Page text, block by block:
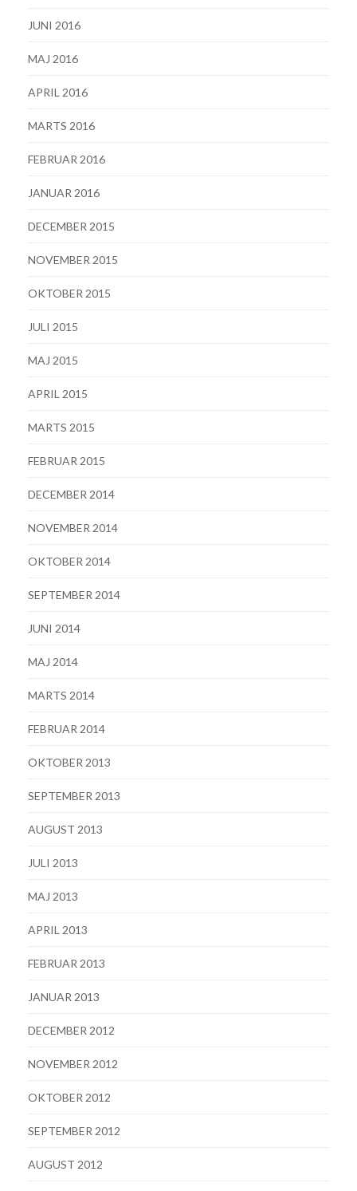
JUNI 2016
MAJ 2016
APRIL 2016
MARTS 2016
FEBRUAR 2016
JANUAR 2016
DECEMBER 2015
NOVEMBER 2015
OKTOBER 2015
JULI 2015
MAJ 2015
APRIL 2015
MARTS 2015
FEBRUAR 2015
DECEMBER 2014
NOVEMBER 2014
OKTOBER 2014
SEPTEMBER 2014
JUNI 2014
MAJ 2014
MARTS 2014
FEBRUAR 2014
OKTOBER 2013
SEPTEMBER 2013
AUGUST 2013
JULI 2013
MAJ 2013
APRIL 2013
FEBRUAR 2013
JANUAR 2013
DECEMBER 2012
NOVEMBER 2012
OKTOBER 2012
SEPTEMBER 2012
AUGUST 2012